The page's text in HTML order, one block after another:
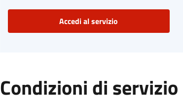
Accedi al servizio
Condizioni di servizio